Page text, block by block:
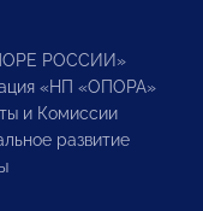
РОССИИ»
«НП «ОПОРА»
и Комиссии
развитие